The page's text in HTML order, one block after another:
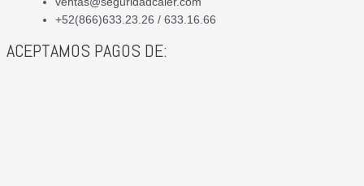
+52(866)633.23.26 / 633.16.66
ACEPTAMOS PAGOS DE: